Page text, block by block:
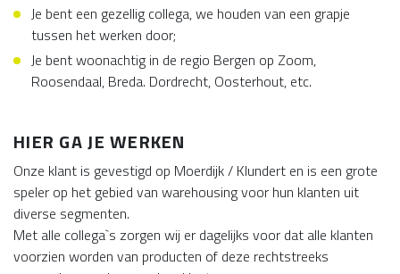
Je bent een gezellig collega, we houden van een grapje
tussen het werken door;
Je bent woonachtig in de regio Bergen op Zoom,
Roosendaal, Breda. Dordrecht, Oosterhout, etc.
HIER GA JE WERKEN
Onze klant is gevestigd op Moerdijk / Klundert en is een grote
speler op het gebied van warehousing voor hun klanten uit
diverse segmenten.
Met alle collega`s zorgen wij er dagelijks voor dat alle klanten
voorzien worden van producten of deze rechtstreeks